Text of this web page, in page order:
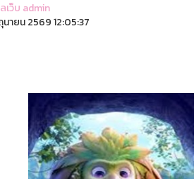
ว็บ admin
นายน 2569 12:05:37